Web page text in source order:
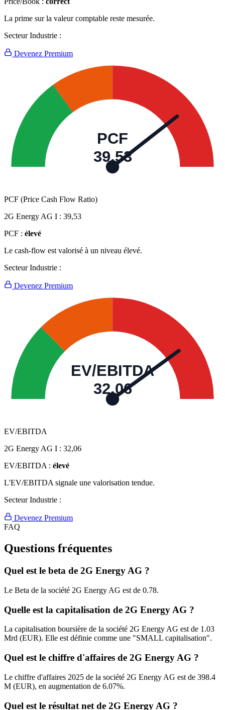
La prime sur la valeur comptable reste mesurée.
Secteur Industrie :
Devenez Premium
PCF
39,53
PCF (Price Cash Flow Ratio)
2G Energy AG I : 39,53
PCF : élevé
Le cash-flow est valorisé à un niveau élevé.
Secteur Industrie :
Devenez Premium
EV/EBITDA
32,06
EV/EBITDA
2G Energy AG I : 32,06
EV/EBITDA : élevé
L'EV/EBITDA signale une valorisation tendue.
Secteur Industrie :
Devenez Premium
FAQ
Questions fréquentes
Quel est le beta de 2G Energy AG ?
Le Beta de la société 2G Energy AG est de 0.78.
Quelle est la capitalisation de 2G Energy AG ?
La capitalisation boursière de la société 2G Energy AG est de 1.03
Mrd (EUR). Elle est définie comme une "SMALL capitalisation".
Quel est le chiffre d'affaires de 2G Energy AG ?
Le chiffre d'affaires 2025 de la société 2G Energy AG est de 398.4
M (EUR), en augmentation de 6.07%.
Quel est le résultat net de 2G Energy AG ?